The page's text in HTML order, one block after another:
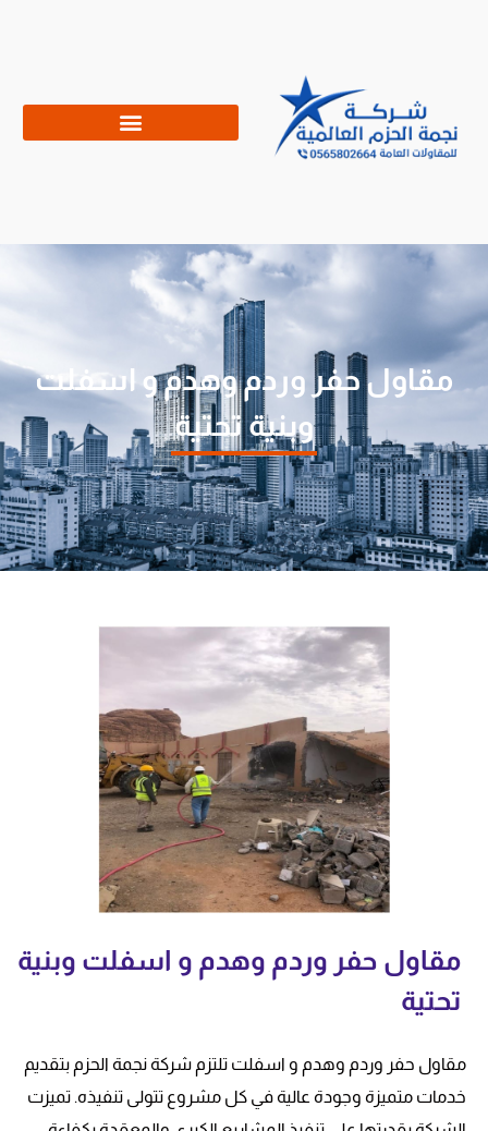
مقاول حفر وردم وهدم و اسفلت
وبنية تحتية
مقاول حفر وردم وهدم و اسفلت وبنية
تحتية
مقاول حفر وردم وهدم و اسفلت تلتزم شركة نجمة الحزم بتقديم
خدمات متميزة وجودة عالية في كل مشروع تتولى تنفيذه. تميزت